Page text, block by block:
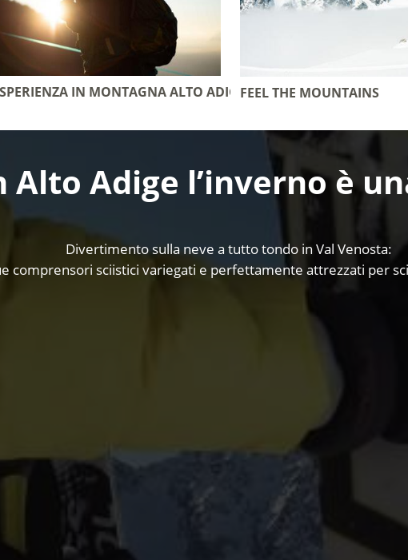
IN MONTAGNA ALTO ADIGEFEEL THE MOUNTAINS
Alto Adige l’inverno è
Divertimento sulla neve a tutto tondo in Val Venosta:
comprensori sciistici variegati e perfettamente attrezzati per